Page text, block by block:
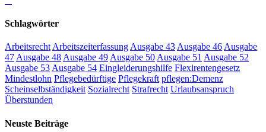
Schlagwörter
Arbeitsrecht Arbeitszeiterfassung Ausgabe 43 Ausgabe 46 Ausgabe
47 Ausgabe 48 Ausgabe 49 Ausgabe 50 Ausgabe 51 Ausgabe 52
Ausgabe 53 Ausgabe 54 Eingleiderungshilfe Flexirentengesetz
Mindestlohn Pflegebedürftige Pflegekraft pflegen:Demenz
Scheinselbständigkeit Sozialrecht Strafrecht Urlaubsanspruch
Überstunden
Neuste Beiträge